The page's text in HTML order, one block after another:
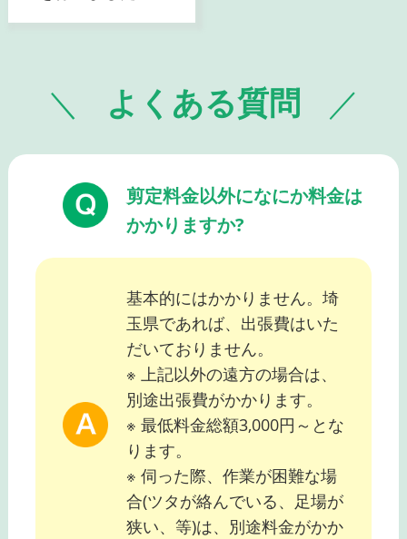
よくある質問
剪定料金以外になにか料金は
かかりますか?
基本的にはかかりません。埼
玉県であれば、出張費はいた
だいておりません。
※ 上記以外の遠方の場合は、
別途出張費がかかります。
※ 最低料金総額3,000円～とな
ります。
※ 伺った際、作業が困難な場
合(ツタが絡んでいる、足場が
狭い、等)は、別途料金がかか